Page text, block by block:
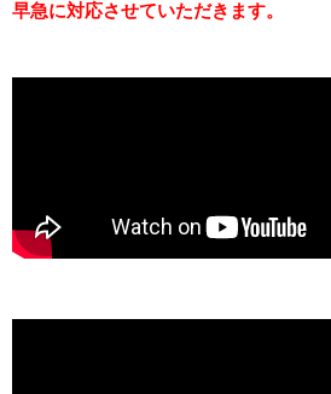
早急に対応させていただきます。